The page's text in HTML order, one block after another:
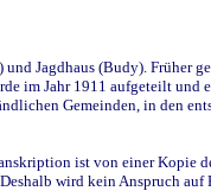
Jagdhaus (Budy). Früher
im Jahr 1911 aufgeteilt
Gemeinden, in den
ist von einer Kopie
wird kein Anspruch auf